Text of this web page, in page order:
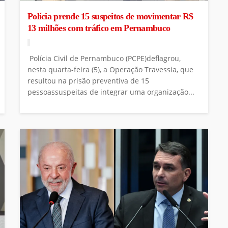
Polícia prende 15 suspeitos de movimentar R$
13 milhões com tráfico em Pernambuco
Polícia Civil de Pernambuco (PCPE)deflagrou,
nesta quarta-feira (5), a Operação Travessia, que
resultou na prisão preventiva de 15
pessoassuspeitas de integrar uma organização...